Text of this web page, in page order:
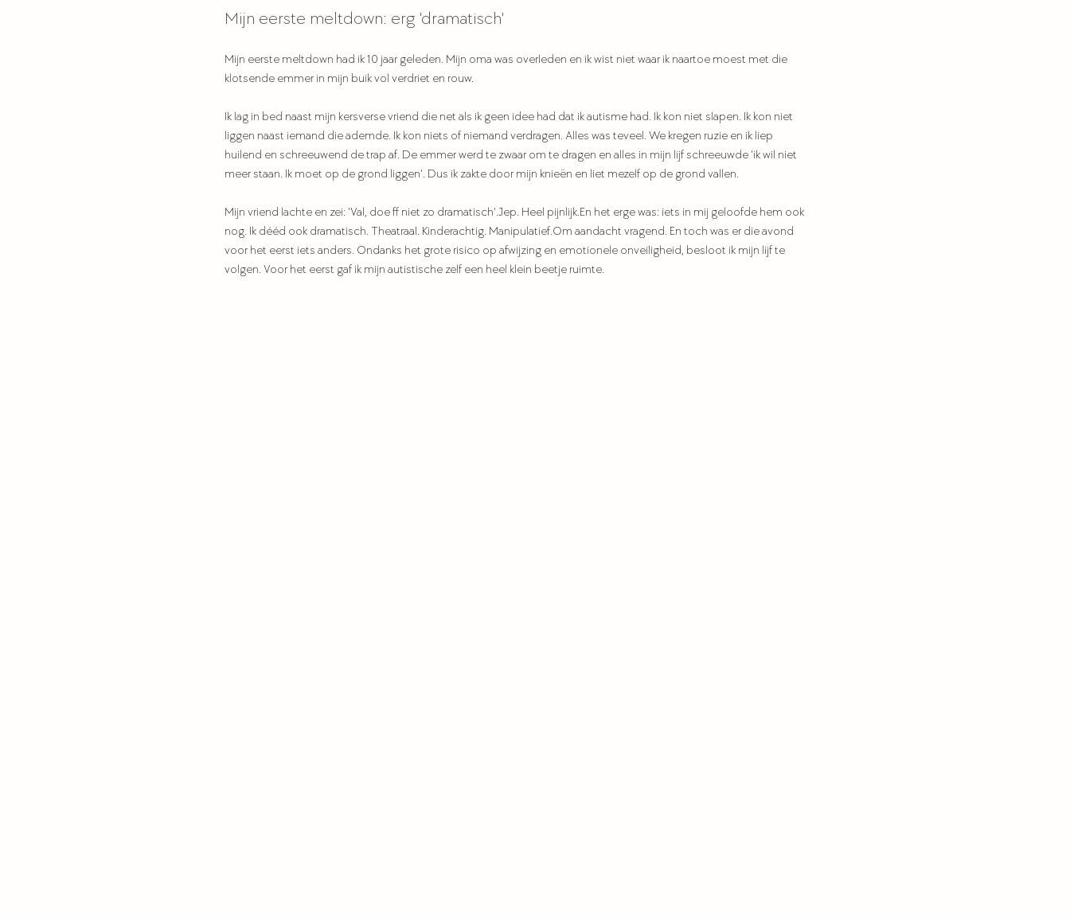
Mijn eerste meltdown: erg 'dramatisch'
Mijn eerste meltdown had ik 10 jaar geleden. Mijn oma was overleden en ik wist niet waar ik naartoe moest met die
klotsende emmer in mijn buik vol verdriet en rouw.
Ik lag in bed naast mijn kersverse vriend die net als ik geen idee had dat ik autisme had. Ik kon niet slapen. Ik kon niet
liggen naast iemand die ademde. Ik kon niets of niemand verdragen. Alles was teveel. We kregen ruzie en ik liep
huilend en schreeuwend de trap af. De emmer werd te zwaar om te dragen en alles in mijn lijf schreeuwde 'ik wil niet
meer staan. Ik moet op de grond liggen'. Dus ik zakte door mijn knieën en liet mezelf op de grond vallen.
Mijn vriend lachte en zei: 'Val, doe ff niet zo dramatisch'.Jep. Heel pijnlijk.En het erge was: iets in mij geloofde hem ook
nog. Ik dééd ook dramatisch. Theatraal. Kinderachtig. Manipulatief.Om aandacht vragend. En toch was er die avond
voor het eerst iets anders. Ondanks het grote risico op afwijzing en emotionele onveiligheid, besloot ik mijn lijf te
volgen. Voor het eerst gaf ik mijn autistische zelf een heel klein beetje ruimte.